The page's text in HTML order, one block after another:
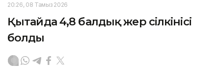
20:26, 08 Тамыз 2026
Қытайда 4,8 балдық жер сілкінісі
болды